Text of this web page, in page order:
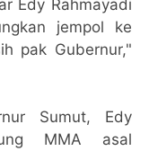
Edy Rahmayadi
jempol ke
pak Gubernur,"
Sumut, Edy
MMA asal